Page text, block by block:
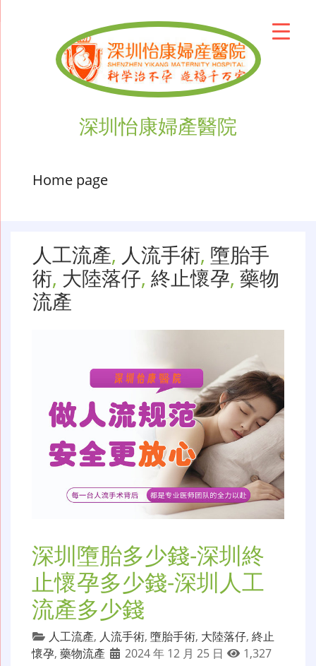
深圳怡康婦產醫院
Home page
人工流產, 人流手術, 墮胎手
術, 大陸落仔, 終止懷孕, 藥物
流產
深圳墮胎多少錢-深圳終
止懷孕多少錢-深圳人工
流產多少錢
人工流產, 人流手術, 墮胎手術, 大陸落仔, 終止
懷孕, 藥物流產 2024 年 12 月 25 日 1,327